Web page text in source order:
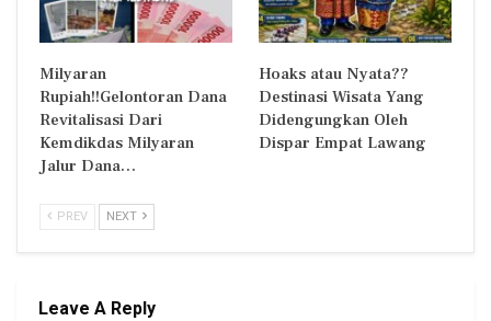
Milyaran
Rupiah!!Gelontoran Dana
Revitalisasi Dari
Kemdikdas Milyaran
Jalur Dana…
Hoaks atau Nyata??
Destinasi Wisata Yang
Didengungkan Oleh
Dispar Empat Lawang
PREV NEXT
Leave A Reply